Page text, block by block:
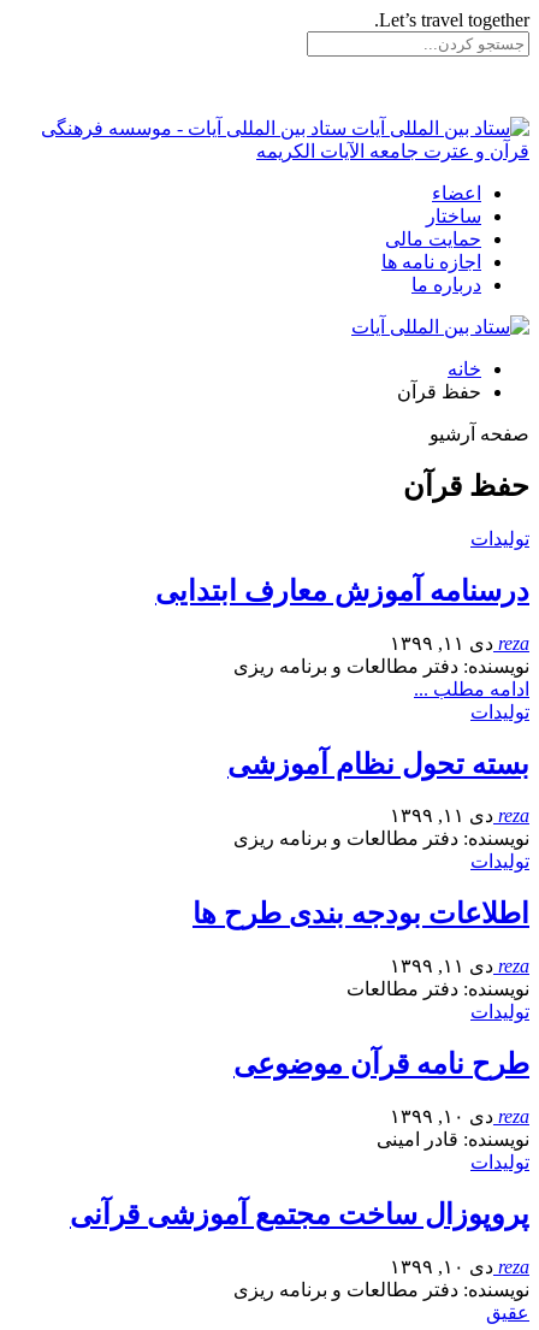
Let’s travel together.
ستاد بین المللی آیات - موسسه فرهنگی
قرآن و عترت جامعه الآیات الکریمه
اعضاء
ساختار
حمایت مالی
اجازه نامه ها
درباره ما
خانه
حفظ قرآن
صفحه آرشیو
حفظ قرآن
تولیدات
درسنامه آموزش معارف ابتدایی
reza دی ۱۱, ۱۳۹۹
نویسنده: دفتر مطالعات و برنامه ریزی
ادامه مطلب ...
تولیدات
بسته تحول نظام آموزشی
reza دی ۱۱, ۱۳۹۹
نویسنده: دفتر مطالعات و برنامه ریزی
تولیدات
اطلاعات بودجه بندی طرح ها
reza دی ۱۱, ۱۳۹۹
نویسنده: دفتر مطالعات
تولیدات
طرح نامه قرآن موضوعی
reza دی ۱۰, ۱۳۹۹
نویسنده: قادر امینی
تولیدات
پروپوزال ساخت مجتمع آموزشی قرآنی
reza دی ۱۰, ۱۳۹۹
نویسنده: دفتر مطالعات و برنامه ریزی
عقیق